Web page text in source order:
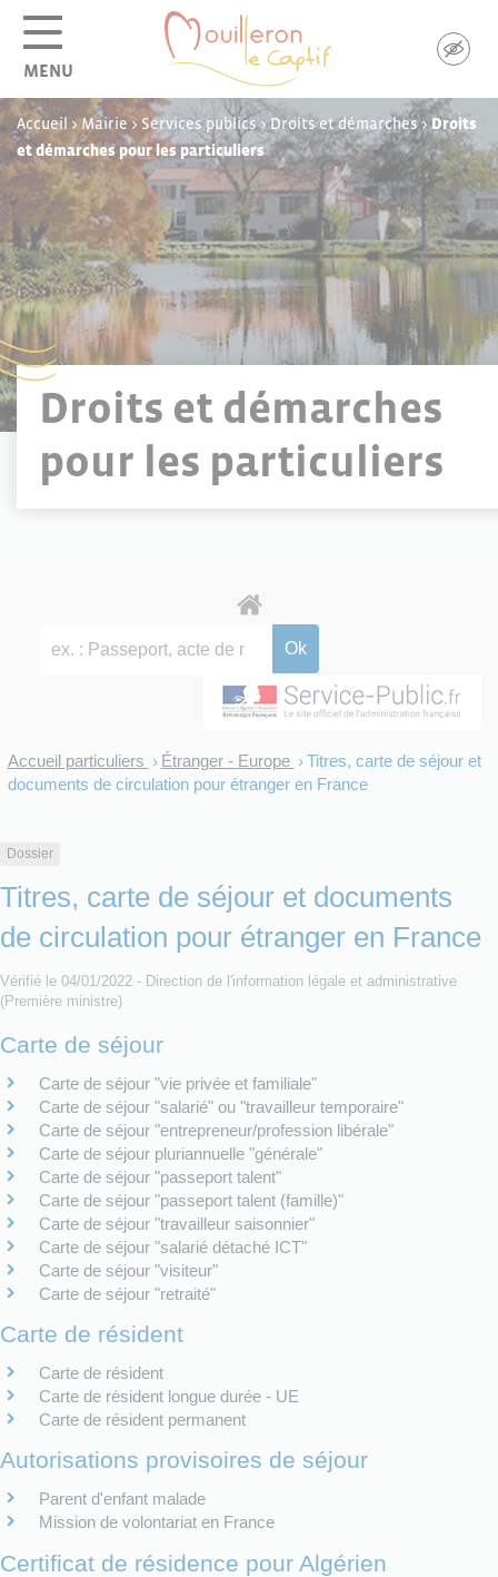
MENU
Accueil >Mairie> Services publics>Droits et démarches>Droits
et démarches pour les particuliers
Droits et démarches
pour les particuliers
Accueil particuliers > Étranger - Europe > Titres, carte de séjour et
documents de circulation pour étranger en France
Dossier
Titres, carte de séjour et documents
de circulation pour étranger en France
Vérifié le 04/01/2022 - Direction de l'information légale et administrative
(Première ministre)
Carte de séjour
Carte de séjour "vie privée et familiale"
Carte de séjour "salarié" ou "travailleur temporaire"
Carte de séjour "entrepreneur/profession libérale"
Carte de séjour pluriannuelle "générale"
Carte de séjour "passeport talent"
Carte de séjour "passeport talent (famille)"
Carte de séjour "travailleur saisonnier"
Carte de séjour "salarié détaché ICT"
Carte de séjour "visiteur"
Carte de séjour "retraité"
Carte de résident
Carte de résident
Carte de résident longue durée - UE
Carte de résident permanent
Autorisations provisoires de séjour
Parent d'enfant malade
Mission de volontariat en France
Certificat de résidence pour Algérien
Panneau de gestion des cookies